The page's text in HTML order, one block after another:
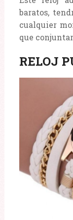
baratos,
cualquier
que
RELOJ